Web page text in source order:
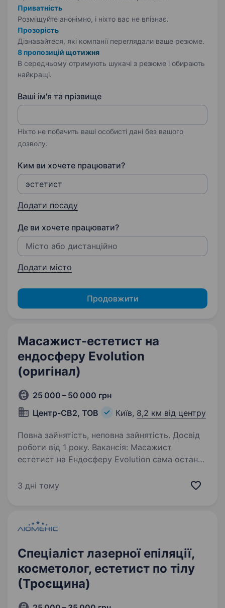
Приватність
Розміщуйте анонімно, і ніхто вас не впізнає.
Прозорість
Дізнавайтеся, які компанії переглядали ваше резюме.
8 пропозицій щотижня
В середньому отримують шукачі з резюме і обирають
найкращі.
Ваші ім'я та прізвище
Ніхто не побачить ваші особисті дані без вашого
дозволу.
Ким ви хочете працювати?
Додати посаду
Де ви хочете працювати?
Додати місто
Продовжити
Масажист-естетист на
ендосферу Evolution
(оригінал)
25 000 – 50 000 грн
Центр-СВ2, ТОВ
Київ, 8,2 км від центру
Повна зайнятість, неповна зайнятість. Досвід
роботи від 1 року. Вакансія: Масажист
естетист на Ендосферу Evolution сама остання
CENTER, запрошуємо на роботу масажиста
3 дні тому
Спеціаліст лазерної епіляції,
косметолог, естетист по тілу
(Троєщина)